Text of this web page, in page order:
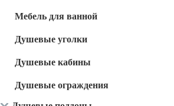
Мебель для ванной
Душевые уголки
Душевые кабины
Душевые ограждения